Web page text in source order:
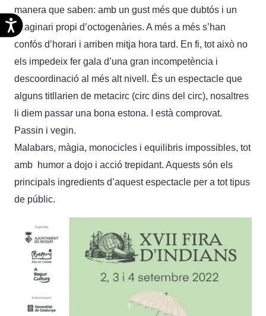
Accesibilidad
manera que saben: amb un gust més que dubtós i un
imaginari propi d’octogenàries. A més a més s’han
confós d’horari i arriben mitja hora tard. En fi, tot això no
els impedeix fer gala d’una gran incompetència i
descoordinació al més alt nivell. És un espectacle que
alguns titllarien de metacirc (circ dins del circ), nosaltres
li diem passar una bona estona. I està comprovat.
Passin i vegin.
Malabars, màgia, monocicles i equilibris impossibles, tot
amb humor a dojo i acció trepidant. Aquests són els
principals ingredients d’aquest espectacle per a tot tipus
de públic.